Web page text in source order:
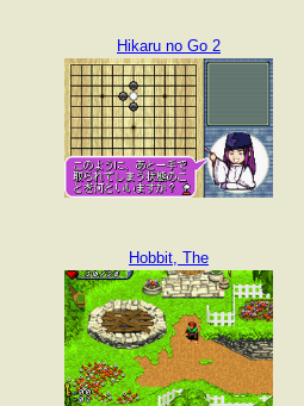
Hikaru no Go 2
Hobbit, The